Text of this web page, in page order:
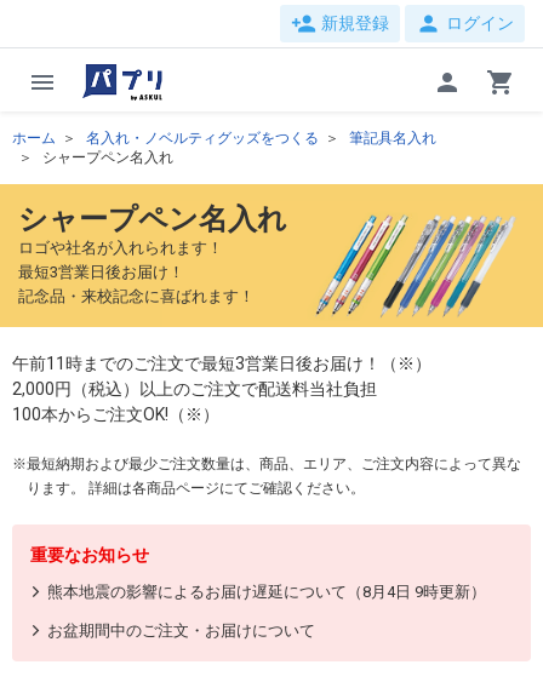
person_add 新規登録 person ログイン
menu person shopping_cart
ホーム 名入れ・ノベルティグッズをつくる
筆記具名入れ
シャープペン名入れ
シャープペン名入れ
ロゴや社名が入れられます！
最短3営業日後お届け！
記念品・来校記念に喜ばれます！
午前11時までのご注文で最短3営業日後お届け！（※）
2,000円（税込）以上のご注文で配送料当社負担
100本からご注文OK!（※）
最短納期および最少ご注文数量は、商品、エリア、ご注文内容によって異な
ります。 詳細は各商品ページにてご確認ください。
重要なお知らせ
熊本地震の影響によるお届け遅延について（8月4日 9時更新）
お盆期間中のご注文・お届けについて